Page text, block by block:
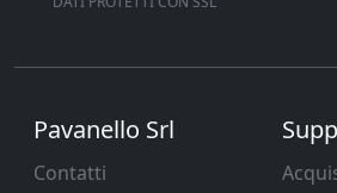
Pavanello Srl
Contatti